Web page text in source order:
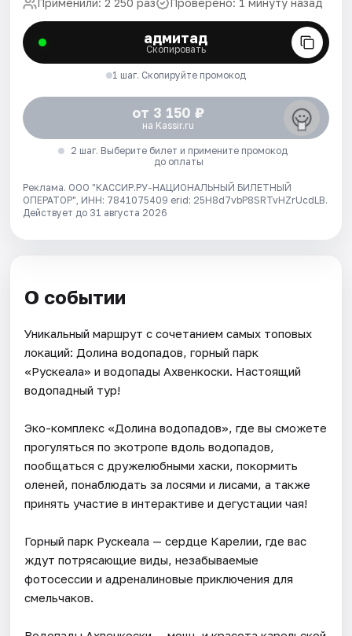
адмитад
Скопировать
1 шаг. Скопируйте промокод
от 3 150 ₽
на Kassir.ru
2 шаг. Выберите билет и примените промокод
до оплаты
Реклама. ООО "КАССИР.РУ-НАЦИОНАЛЬНЫЙ БИЛЕТНЫЙ
ОПЕРАТОР", ИНН: 7841075409 erid: 25H8d7vbP8SRTvHZrUcdLB.
Действует до 31 августа 2026
О событии
Уникальный маршрут с сочетанием самых топовых
локаций: Долина водопадов, горный парк
«Рускеала» и водопады Ахвенкоски. Настоящий
водопадный тур!
Эко-комплекс «Долина водопадов», где вы сможете
прогуляться по экотропе вдоль водопадов,
пообщаться с дружелюбными хаски, покормить
оленей, понаблюдать за лосями и лисами, а также
принять участие в интерактиве и дегустации чая!
Горный парк Рускеала — сердце Карелии, где вас
ждут потрясающие виды, незабываемые
фотосессии и адреналиновые приключения для
смельчаков.